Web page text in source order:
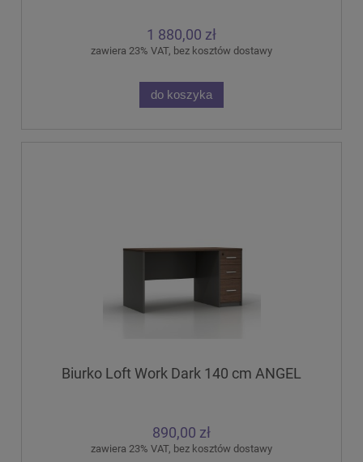
1 880,00 zł
zawiera 23% VAT, bez kosztów dostawy
do koszyka
Biurko Loft Work Dark 140 cm ANGEL
890,00 zł
zawiera 23% VAT, bez kosztów dostawy